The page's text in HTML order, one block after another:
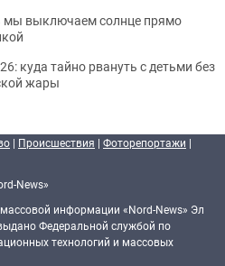
мы выключаем солнце прямо
куда тайно рвануть с детьми без
жары
| Происшествия | Фоторепортажи |
News»
информации «Nord-News» Эл
Федеральной службой по
технологий и массовых